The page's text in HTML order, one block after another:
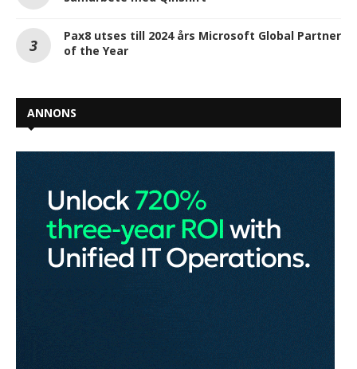
Pax8 utses till 2024 års Microsoft Global Partner
of the Year
ANNONS